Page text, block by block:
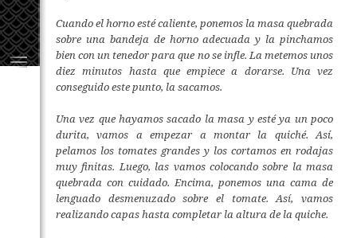
Cuando el horno esté caliente, ponemos la masa quebrada
sobre una bandeja de horno adecuada y la pinchamos
bien con un tenedor para que no se infle. La metemos unos
diez minutos hasta que empiece a dorarse. Una vez
conseguido este punto, la sacamos.
Una vez que hayamos sacado la masa y esté ya un poco
durita, vamos a empezar a montar la quiché. Así,
pelamos los tomates grandes y los cortamos en rodajas
muy finitas. Luego, las vamos colocando sobre la masa
quebrada con cuidado. Encima, ponemos una cama de
lenguado desmenuzado sobre el tomate. Así, vamos
realizando capas hasta completar la altura de la quiche.